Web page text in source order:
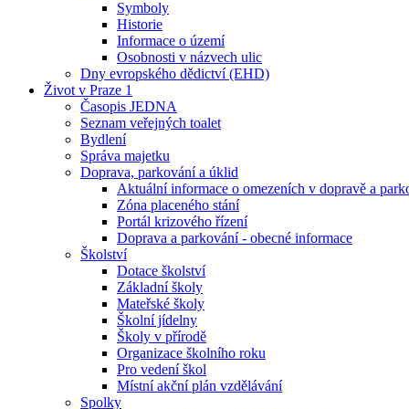
Symboly
Historie
Informace o území
Osobnosti v názvech ulic
Dny evropského dědictví (EHD)
Život v Praze 1
Časopis JEDNA
Seznam veřejných toalet
Bydlení
Správa majetku
Doprava, parkování a úklid
Aktuální informace o omezeních v dopravě a
Zóna placeného stání
Portál krizového řízení
Doprava a parkování - obecné informace
Školství
Dotace školství
Základní školy
Mateřské školy
Školní jídelny
Školy v přírodě
Organizace školního roku
Pro vedení škol
Místní akční plán vzdělávání
Spolky